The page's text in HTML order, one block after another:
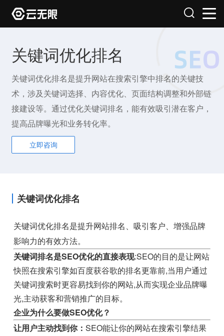
关键词优化排名
关键词优化排名是提升网站在搜索引擎中排名的关键技
术，涉及关键词选择、内容优化、页面结构调整和外部链
接建设等。通过优化关键词排名，能有效吸引潜在客户，
提高品牌曝光和业务转化率。
立即咨询
关键词优化排名
关键词优化排名是提升网站排名、吸引客户、增强品牌
影响力的有效方法。
关键词排名是SEO优化的直接表现:SEO的目的是让网站
快照在搜索引擎如百度获谷歌的排名更靠前,当用户通过
关键词搜索时更容易找到你的网站,从而实现企业品牌曝
光,主动获客和营销推广的目标。
企业为什么要做SEO优化？
让用户主动找到你：SEO能让你的网站在搜索引擎结果